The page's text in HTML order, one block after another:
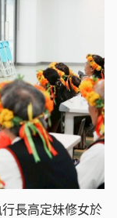
長高定妹修女於